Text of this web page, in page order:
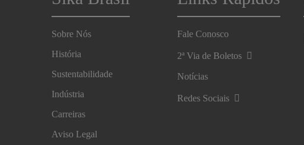
Sobre Nós
História
Sustentabilidade
Indústria
Carreiras
Aviso Legal
Fale Conosco
2ª Via de Boletos
Notícias
Redes Sociais